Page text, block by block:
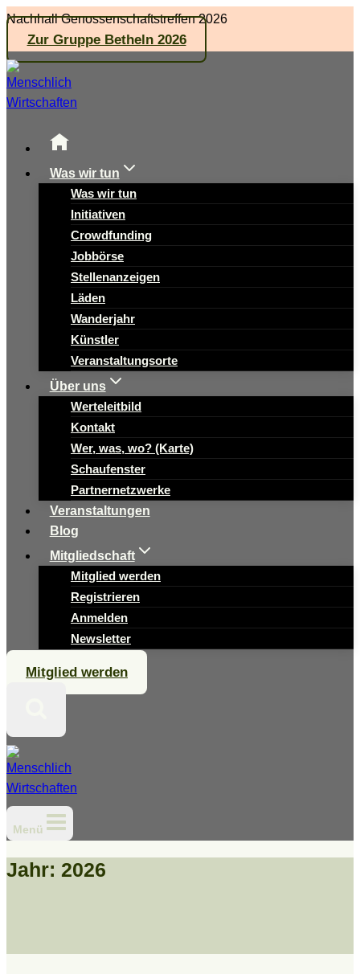
Zum
Inhalt
springen
Nachhall Genossenschaftstreffen 2026
Zur Gruppe Betheln 2026
Was wir tun
Was wir tun
Initiativen
Crowdfunding
Jobbörse
Stellenanzeigen
Läden
Wanderjahr
Künstler
Veranstaltungsorte
Über uns
Werteleitbild
Kontakt
Wer, was, wo? (Karte)
Schaufenster
Partnernetzwerke
Veranstaltungen
Blog
Mitgliedschaft
Mitglied werden
Registrieren
Anmelden
Newsletter
Mitglied werden
Menü
Jahr: 2026